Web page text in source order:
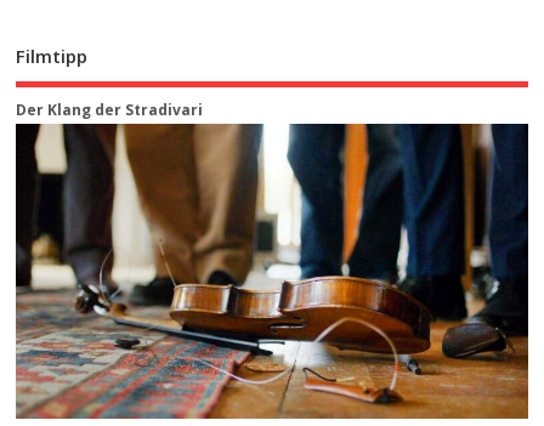
Filmtipp
Der Klang der Stradivari